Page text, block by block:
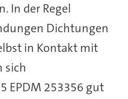
In der Regel
Dichtungen
in Kontakt mit
sich
EPDM 253356 gut